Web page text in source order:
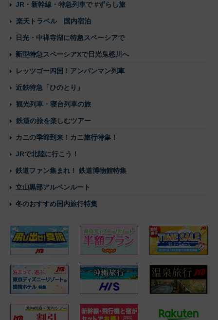
JR・新幹線・特急列車で #ずらし旅
楽天トラベル 国内宿泊
日光・中禅寺湖に特急スペーシアで
新型特急スペーシアXで日光鬼怒川へ
レッツゴー四国！アンパンマン列車
近鉄特急「ひのとり」
観光列車・寝台列車の旅
鉄道の旅を楽しむツアー
カニの季節到来！カニ旅行特集！
JRで北陸に行こう！
鉄道ファン集まれ！ 鉄道博物館特集
立山黒部アルペンルート
冬のおすすめ国内旅行特集